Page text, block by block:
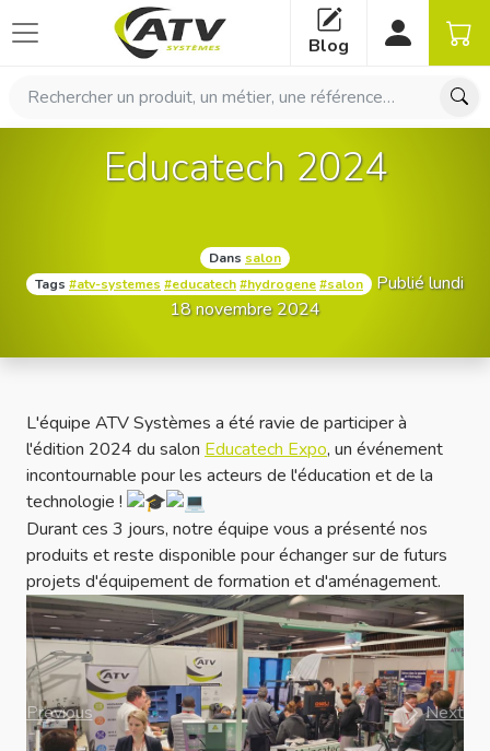
Rechercher un produit, un métier, une référence…
Blog
Educatech 2024
Dans salon
Tags #atv-systemes #educatech#hydrogene#salon
Publié lundi
18 novembre 2024
L'équipe ATV Systèmes a été ravie de participer à
l'édition 2024 du salon Educatech Expo, un événement
incontournable pour les acteurs de l'éducation et de la
technologie !
Durant ces 3 jours, notre équipe vous a présenté nos
produits et reste disponible pour échanger sur de futurs
projets d'équipement de formation et d'aménagement.
Previous Next
Panneau de gestion des cookies